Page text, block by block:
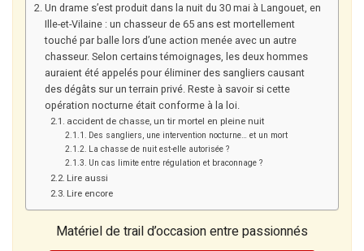
Un drame s’est produit dans la nuit du 30 mai à Langouet, en
Ille-et-Vilaine : un chasseur de 65 ans est mortellement
touché par balle lors d’une action menée avec un autre
chasseur. Selon certains témoignages, les deux hommes
auraient été appelés pour éliminer des sangliers causant
des dégâts sur un terrain privé. Reste à savoir si cette
opération nocturne était conforme à la loi.
accident de chasse, un tir mortel en pleine nuit
Des sangliers, une intervention nocturne… et un mort
La chasse de nuit est-elle autorisée ?
Un cas limite entre régulation et braconnage ?
Lire aussi
Lire encore
Matériel de trail d’occasion entre passionnés